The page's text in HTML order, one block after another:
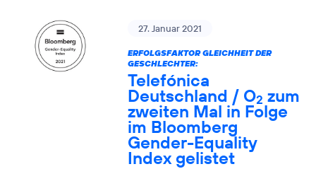
27. Januar 2021
ERFOLGSFAKTOR GLEICHHEIT DER
GESCHLECHTER:
Telefónica
Deutschland / O2 zum
zweiten Mal in Folge
im Bloomberg
Gender-Equality
Index gelistet